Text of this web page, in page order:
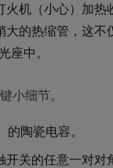
机（小心）加
的热缩管，这
座中。
小细节。
陶瓷电容。
关的任意一对